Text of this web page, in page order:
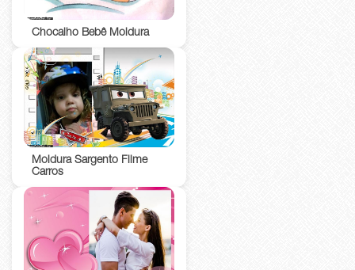
Chocalho Bebê Moldura
Moldura Sargento Filme
Carros